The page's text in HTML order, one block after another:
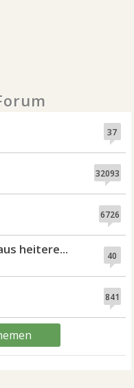
37
32093
6726
40
heitere...
841